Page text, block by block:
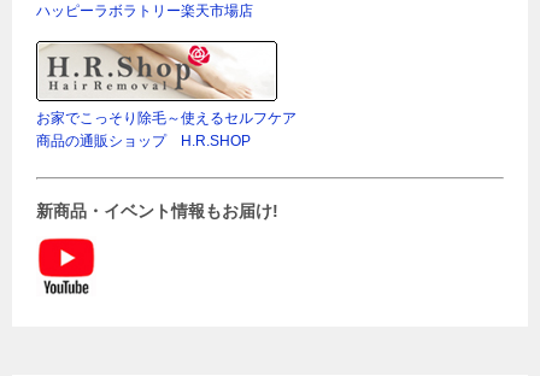
ハッピーラボラトリー楽天市場店
お家でこっそり除毛～使えるセルフケア
商品の通販ショップ H.R.SHOP
新商品・イベント情報もお届け!